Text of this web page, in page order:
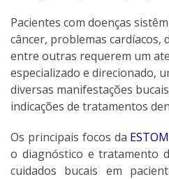
Pacientes com doenças
câncer, problemas cardíacos,
entre outras requerem um
especializado e direcionado,
diversas manifestações
indicações de tratamentos
Os principais focos da
o diagnóstico e tratamento
cuidados bucais em